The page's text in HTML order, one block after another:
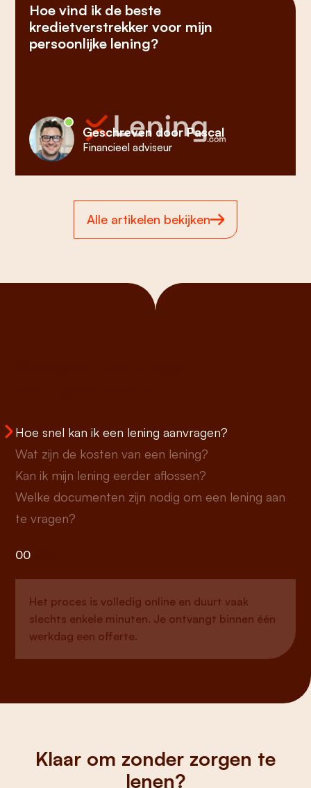
Hoe vind ik de beste
kredietverstrekker voor mijn
persoonlijke lening?
Geschreven door Pascal
Financieel adviseur
Alle artikelen bekijken
Hoe snel kan ik een lening aanvragen?
Wat zijn de kosten van een lening?
Kan ik mijn lening eerder aflossen?
Welke documenten zijn nodig om een lening aan
te vragen?
00
Het proces is volledig online en duurt vaak
slechts enkele minuten. Je ontvangt binnen één
werkdag een offerte.
Klaar om zonder zorgen te
lenen?